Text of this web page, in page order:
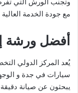
وتجنب الورش التي
مع جودة الخدمة
أفضل ورشة
يُعد المركز الدولي
سيارات في جدة و
يبحثون عن صيانة